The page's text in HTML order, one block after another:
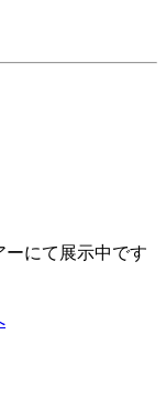
ーにて展示中です